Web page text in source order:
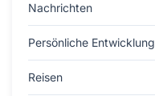
Nachrichten
Persönliche Entwicklung
Reisen